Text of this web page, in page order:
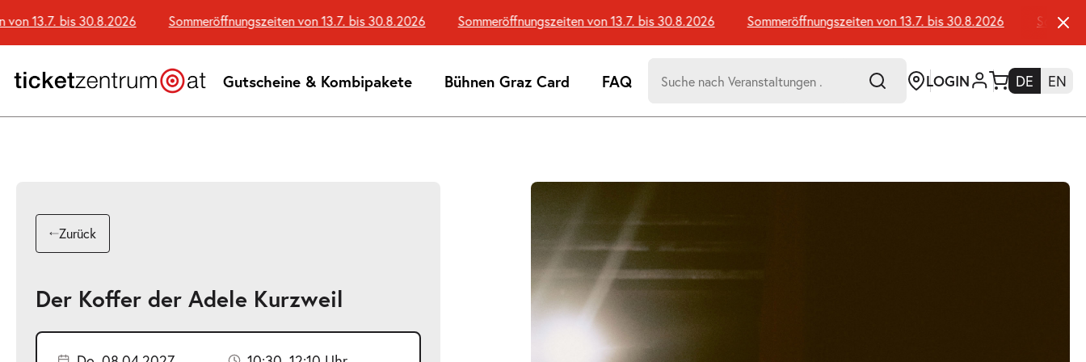
Seiteninhalt
13.7. bis 30.8.2026 Sommeröffnungszeiten von 13.7. bis 30.8.2026 Sommeröffnungszeiten von 13.7. bis 30.8.2026 Sommeröffnungszeiten von 13.7. bis 30.8.2026
Gutscheine & Kombipakete Bühnen Graz Card FAQ
nach:
Anspringen
LOGIN DE EN
Zurück
Der Koffer der Adele Kurzweil
Bildergalerie
überspringen